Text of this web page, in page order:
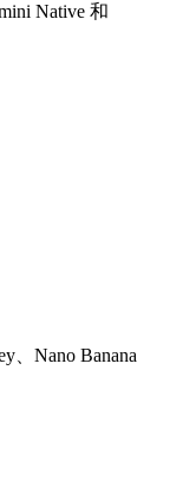
Native 和
、Nano Banana